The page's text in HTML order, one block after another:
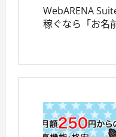
WebARENA
稼ぐなら「お名